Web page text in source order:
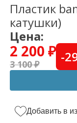
Пластик
катушки)
Цена:
2 200 ₽
3 100 ₽ -
Добавить в